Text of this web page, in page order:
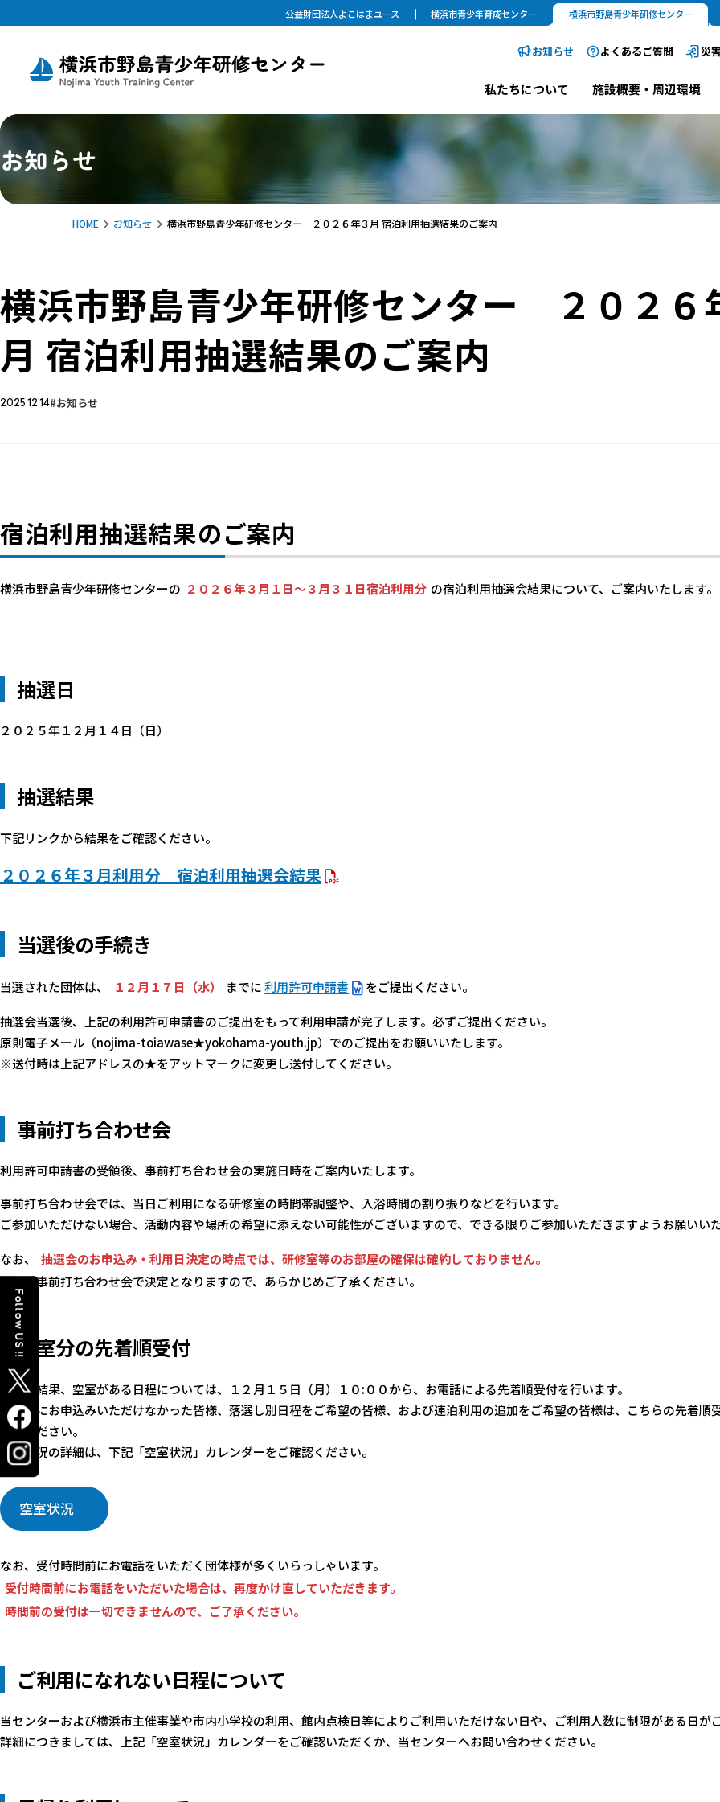
公益財団法人よこはまユース 横浜市青少年育成センター 横浜市野島青少年研修センター
お知らせ よくあるご質問 災
私たちについて 施設概要・周辺環境
お知らせ
HOME お知らせ 横浜市野島青少年研修センター ２０２６年３月 宿泊利用抽選結果のご案内
横浜市野島青少年研修センター ２０２６
月 宿泊利用抽選結果のご案内
2025.12.14 お知らせ
宿泊利用抽選結果のご案内
横浜市野島青少年研修センターの ２０２６年３月１日～３月３１日宿泊利用分 の宿泊利用抽選会結果について、ご案内いたします。
抽選日
２０２５年１２月１４日（日）
抽選結果
下記リンクから結果をご確認ください。
２０２６年３月利用分 宿泊利用抽選会結果
当選後の手続き
当選された団体は、 １２月１７日（水） までに利用許可申請書 をご提出ください。
抽選会当選後、上記の利用許可申請書のご提出をもって利用申請が完了します。必ずご提出ください。
原則電子メール（nojima-toiawase★yokohama-youth.jp）でのご提出をお願いいたします。
※送付時は上記アドレスの★をアットマークに変更し送付してください。
事前打ち合わせ会
利用許可申請書の受領後、事前打ち合わせ会の実施日時をご案内いたします。
事前打ち合わせ会では、当日ご利用になる研修室の時間帯調整や、入浴時間の割り振りなどを行います。
ご参加いただけない場合、活動内容や場所の希望に添えない可能性がございますので、できる限りご参加いただきますようお願いいた
なお、
抽選会のお申込み・利用日決定の時点では、研修室等のお部屋の確保は確約しておりません。
詳細は事前打ち合わせ会で決定となりますので、あらかじめご了承ください。
空室分の先着順受付
抽選の結果、空室がある日程については、１２月１５日（月）１０:００から、お電話による先着順受付を行います。
抽選会にお申込みいただけなかった皆様、落選し別日程をご希望の皆様、および連泊利用の追加をご希望の皆様は、こちらの先着順
込みください。
空室状況の詳細は、下記「空室状況」カレンダーをご確認ください。
空室状況
なお、受付時間前にお電話をいただく団体様が多くいらっしゃいます。
受付時間前にお電話をいただいた場合は、再度かけ直していただきます。
時間前の受付は一切できませんので、ご了承ください。
ご利用になれない日程について
当センターおよび横浜市主催事業や市内小学校の利用、館内点検日等によりご利用いただけない日や、ご利用人数に制限がある日がご
詳細につきましては、上記「空室状況」カレンダーをご確認いただくか、当センターへお問い合わせください。
Follow US !!